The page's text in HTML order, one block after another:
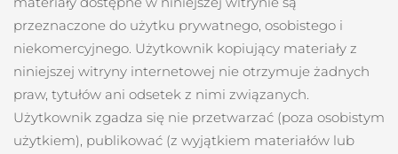
przeznaczone do użytku prywatnego, osobistego i
niekomercyjnego. Użytkownik kopiujący materiały z
niniejszej witryny internetowej nie otrzymuje żadnych
praw, tytułów ani odsetek z nimi związanych.
Użytkownik zgadza się nie przetwarzać (poza osobistym
użytkiem), publikować (z wyjątkiem materiałów lub